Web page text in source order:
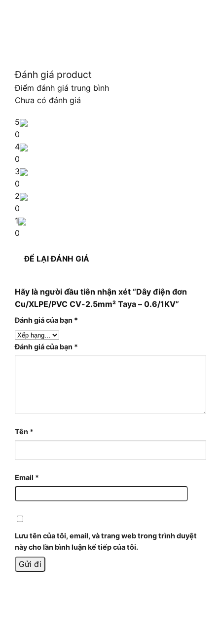
Đánh giá product
Điểm đánh giá trung bình
Chưa có đánh giá
5
0
4
0
3
0
2
0
1
0
ĐỂ LẠI ĐÁNH GIÁ
Hãy là người đầu tiên nhận xét “Dây điện đơn
Cu/XLPE/PVC CV-2.5mm² Taya – 0.6/1KV”
Đánh giá của bạn *
Đánh giá của bạn *
Tên *
Email *
Lưu tên của tôi, email, và trang web trong trình duyệt
này cho lần bình luận kế tiếp của tôi.